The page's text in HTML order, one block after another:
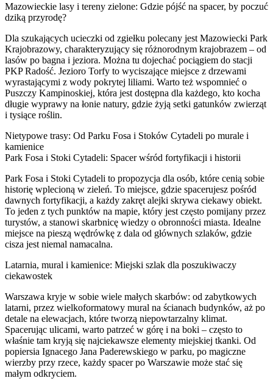
Mazowieckie lasy i tereny zielone: Gdzie pójść na spacer, by poczuć
dziką przyrodę?
Dla szukających ucieczki od zgiełku polecany jest Mazowiecki Park
Krajobrazowy, charakteryzujący się różnorodnym krajobrazem – od
lasów po bagna i jeziora. Można tu dojechać pociągiem do stacji
PKP Radość. Jezioro Torfy to wyciszające miejsce z drzewami
wyrastającymi z wody pokrytej liliami. Warto też wspomnieć o
Puszczy Kampinoskiej, która jest dostępna dla każdego, kto kocha
długie wyprawy na łonie natury, gdzie żyją setki gatunków zwierząt
i tysiące roślin.
Nietypowe trasy: Od Parku Fosa i Stoków Cytadeli po murale i
kamienice
Park Fosa i Stoki Cytadeli: Spacer wśród fortyfikacji i historii
Park Fosa i Stoki Cytadeli to propozycja dla osób, które cenią sobie
historię wplecioną w zieleń. To miejsce, gdzie spacerujesz pośród
dawnych fortyfikacji, a każdy zakręt alejki skrywa ciekawy obiekt.
To jeden z tych punktów na mapie, który jest często pomijany przez
turystów, a stanowi skarbnicę wiedzy o obronności miasta. Idealne
miejsce na pieszą wędrówkę z dala od głównych szlaków, gdzie
cisza jest niemal namacalna.
Latarnia, mural i kamienice: Miejski szlak dla poszukiwaczy
ciekawostek
Warszawa kryje w sobie wiele małych skarbów: od zabytkowych
latarni, przez wielkoformatowy mural na ścianach budynków, aż po
detale na elewacjach, które tworzą niepowtarzalny klimat.
Spacerując ulicami, warto patrzeć w górę i na boki – często to
właśnie tam kryją się najciekawsze elementy miejskiej tkanki. Od
popiersia Ignacego Jana Paderewskiego w parku, po magiczne
wierzby przy rzece, każdy spacer po Warszawie może stać się
małym odkryciem.